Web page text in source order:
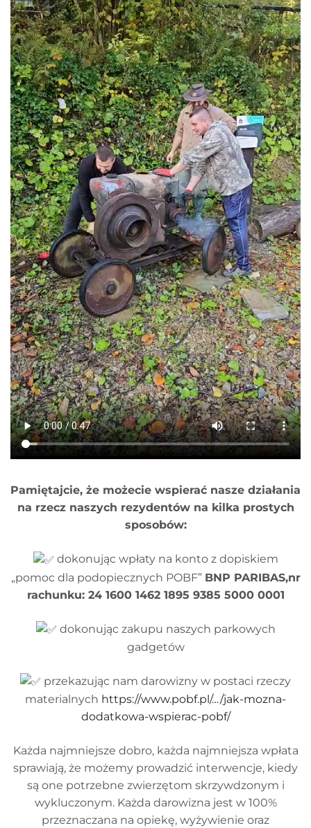
Pamiętajcie, że możecie wspierać nasze działania
na rzecz naszych rezydentów na kilka prostych
sposobów:
dokonując wpłaty na konto z dopiskiem
„pomoc dla podopiecznych POBF” BNP PARIBAS,nr
rachunku: 24 1600 1462 1895 9385 5000 0001
dokonując zakupu naszych parkowych
gadgetów
przekazując nam darowizny w postaci rzeczy
materialnych https://www.pobf.pl/…/jak-mozna-
dodatkowa-wspierac-pobf/
Każda najmniejsze dobro, każda najmniejsza wpłata
sprawiają, że możemy prowadzić interwencje, kiedy
są one potrzebne zwierzętom skrzywdzonym i
wykluczonym. Każda darowizna jest w 100%
przeznaczana na opiekę, wyżywienie oraz